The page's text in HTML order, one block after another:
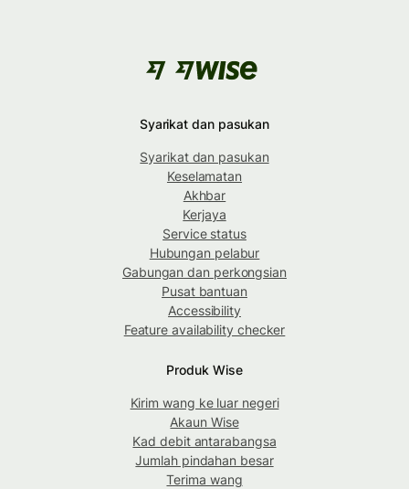
Syarikat dan pasukan
Syarikat dan pasukan
Keselamatan
Akhbar
Kerjaya
Service status
Hubungan pelabur
Gabungan dan perkongsian
Pusat bantuan
Accessibility
Feature availability checker
Produk Wise
Kirim wang ke luar negeri
Akaun Wise
Kad debit antarabangsa
Jumlah pindahan besar
Terima wang